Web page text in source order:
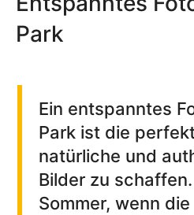
Park
Ein entspanntes
Park ist die
natürliche und
Bilder zu
Sommer, wenn